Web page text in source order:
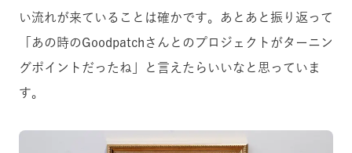
い流れが来ていることは確かです。あとあと振り返って
「あの時のGoodpatchさんとのプロジェクトがターニン
グポイントだったね」と言えたらいいなと思っていま
す。